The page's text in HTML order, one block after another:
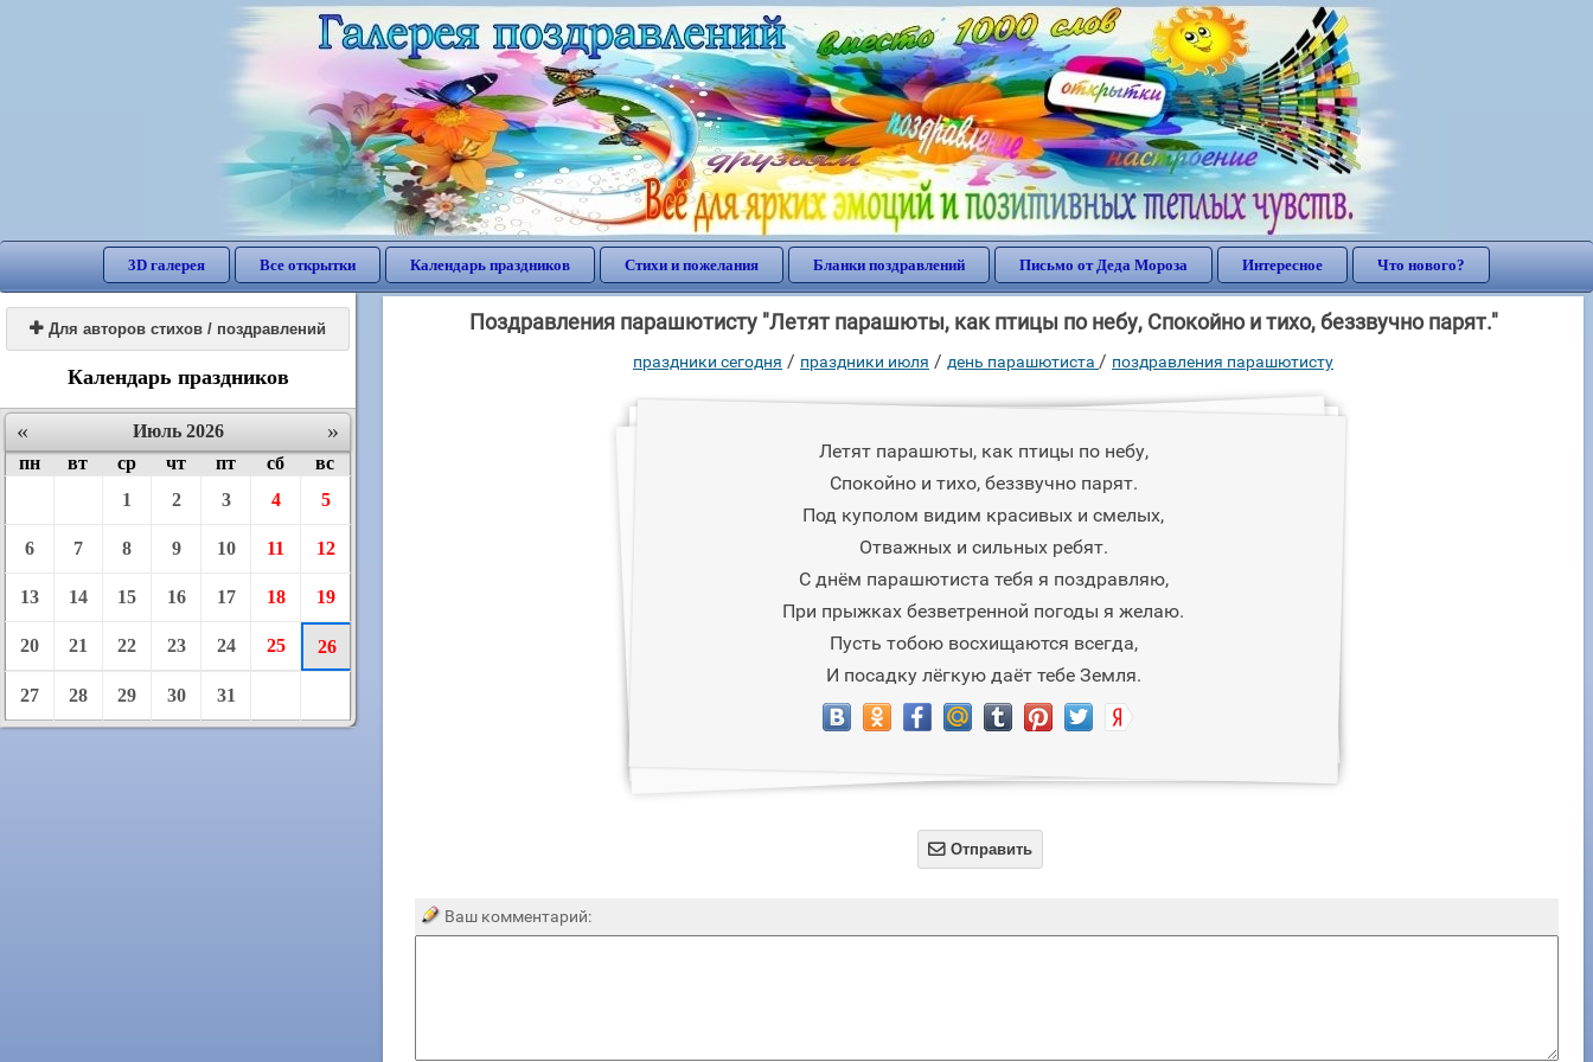
3D галерея Все открытки Календарь праздников Стихи и пожелания Бланки поздравлений Письмо от Деда Мороза Интересное Что нового?
 Для авторов стихов / поздравлений
Календарь праздников
« »
Июль 2026
пн
вт ср чт пт сб
вс
1
2 3 4 5
6 7 8 9 10 11 12
13 14 15 16 17 18 19
20 21 22 23 24 25 26
27 28 29 30 31
Поздравления парашютисту "Летят парашюты, как птицы по небу, Спокойно и тихо, беззвучно парят."
праздники сегодня / праздники июля / день парашютиста / поздравления парашютисту
Летят парашюты, как птицы по небу,
Спокойно и тихо, беззвучно парят.
Под куполом видим красивых и смелых,
Отважных и сильных ребят.
С днём парашютиста тебя я поздравляю,
При прыжках безветренной погоды я желаю.
Пусть тобою восхищаются всегда,
И посадку лёгкую даёт тебе Земля.
 Отправить
Ваш комментарий: